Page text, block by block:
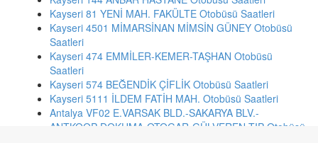
Kayseri 81 YENİ MAH. FAKÜLTE Otobüsü Saatleri
Kayseri 4501 MİMARSİNAN MİMSİN GÜNEY Otobüsü
Saatleri
Kayseri 474 EMMİLER-KEMER-TAŞHAN Otobüsü
Saatleri
Kayseri 574 BEĞENDİK ÇİFLİK Otobüsü Saatleri
Kayseri 5111 İLDEM FATİH MAH. Otobüsü Saatleri
Antalya VF02 E.VARSAK BLD.-SAKARYA BLV.-
ANTKOOP-DOKUMA-OTOGAR-GÜLVEREN-TIP Otobüsü